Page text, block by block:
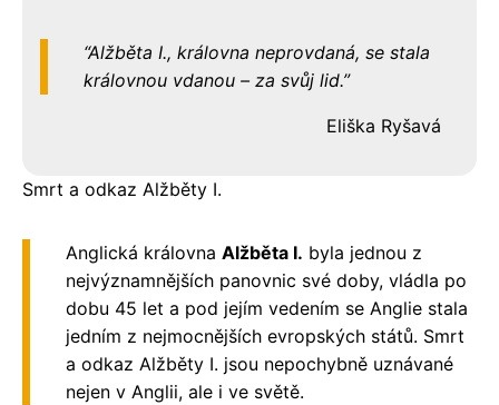
Alžběta I., královna neprovdaná, se stala
královnou vdanou – za svůj lid.
Eliška Ryšavá
Smrt a odkaz Alžběty I.
Anglická královna Alžběta I. byla jednou z
nejvýznamnějších panovnic své doby, vládla po
dobu 45 let a pod jejím vedením se Anglie stala
jedním z nejmocnějších evropských států. Smrt
a odkaz Alžběty I. jsou nepochybně uznávané
nejen v Anglii, ale i ve světě.